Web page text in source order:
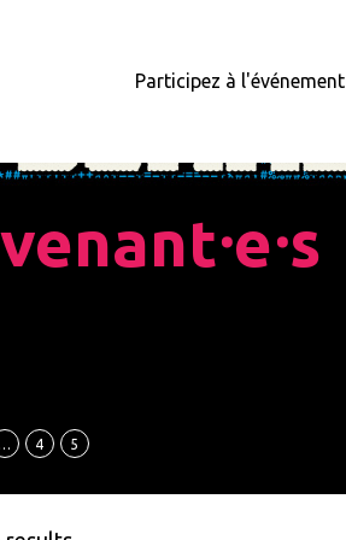
Participez à l'événement
… 4 5